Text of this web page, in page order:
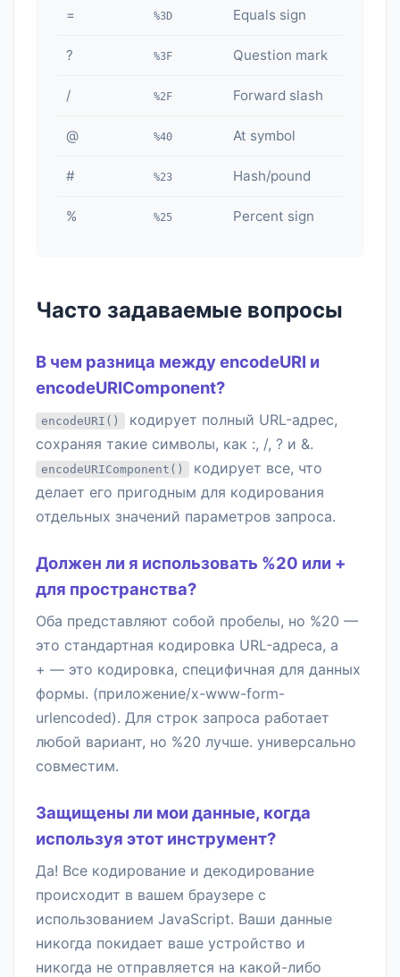
= %3D Equals sign
? %3F Question mark
/ %2F Forward slash
@ %40 At symbol
# %23 Hash/pound
% %25 Percent sign
Часто задаваемые вопросы
В чем разница между encodeURI и
encodeURIComponent?
encodeURI()
кодирует полный URL-адрес,
сохраняя такие символы, как :, /, ? и &.
encodeURIComponent()
кодирует все, что
делает его пригодным для кодирования
отдельных значений параметров запроса.
Должен ли я использовать %20 или +
для пространства?
Оба представляют собой пробелы, но %20 —
это стандартная кодировка URL-адреса, а
+ — это кодировка, специфичная для данных
формы. (приложение/x-www-form-
urlencoded). Для строк запроса работает
любой вариант, но %20 лучше. универсально
совместим.
Защищены ли мои данные, когда
используя этот инструмент?
Да! Все кодирование и декодирование
происходит в вашем браузере с
использованием JavaScript. Ваши данные
никогда покидает ваше устройство и
никогда не отправляется на какой-либо